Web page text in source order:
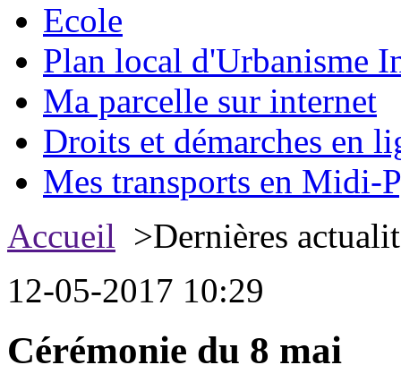
Ecole
Plan local d'Urbanisme
Ma parcelle sur internet
Droits et démarches en
Mes transports en Midi-
Accueil >Dernières
12-05-2017 10:29
Cérémonie du 8 mai